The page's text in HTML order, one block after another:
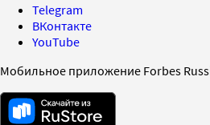
Telegram
ВКонтакте
YouTube
Мобильное приложение Forbes